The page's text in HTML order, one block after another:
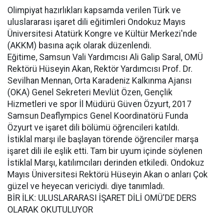
Olimpiyat hazırlıkları kapsamda verilen Türk ve
uluslararası işaret dili eğitimleri Ondokuz Mayıs
Üniversitesi Atatürk Kongre ve Kültür Merkezi'nde
(AKKM) basına açık olarak düzenlendi.
Eğitime, Samsun Vali Yardımcısı Ali Galip Saral, OMÜ
Rektörü Hüseyin Akan, Rektör Yardımcısı Prof. Dr.
Sevilhan Mennan, Orta Karadeniz Kalkınma Ajansı
(OKA) Genel Sekreteri Mevlüt Özen, Gençlik
Hizmetleri ve spor İl Müdürü Güven Özyurt, 2017
Samsun Deaflympics Genel Koordinatörü Funda
Özyurt ve işaret dili bölümü öğrencileri katıldı.
İstiklal marşı ile başlayan törende öğrenciler marşa
işaret dili ile eşlik etti. Tam bir uyum içinde söylenen
İstiklal Marşı, katılımcıları derinden etkiledi. Ondokuz
Mayıs Üniversitesi Rektörü Hüseyin Akan o anları Çok
güzel ve heyecan vericiydi. diye tanımladı.
BİR İLK: ULUSLARARASI İŞARET DİLİ OMÜ'DE DERS
OLARAK OKUTULUYOR